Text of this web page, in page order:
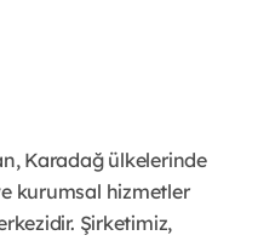
Karadağ ülkelerinde
kurumsal hizmetler
Şirketimiz,